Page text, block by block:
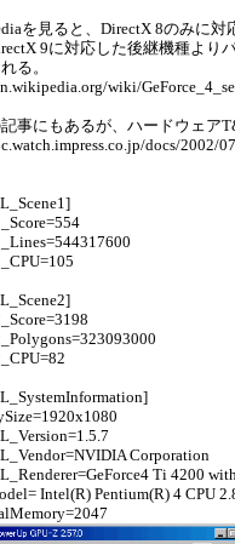
を見ると、DirectX 8のみに
9に対応した後継機種より
る。
wiki/
事にもあるが、ハードウェア
docs/2002/
Corporation
Ti 4200
Intel(R) Pentium(R) 4 CPU